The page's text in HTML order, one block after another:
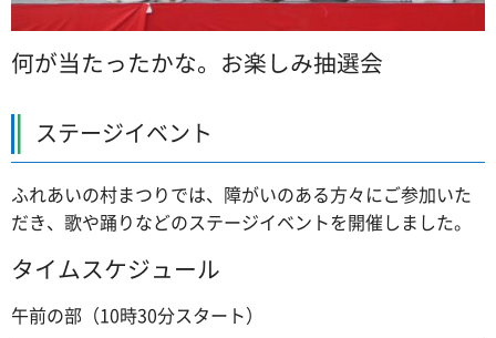
何が当たったかな。お楽しみ抽選会
ステージイベント
ふれあいの村まつりでは、障がいのある方々にご参加いた
だき、歌や踊りなどのステージイベントを開催しました。
タイムスケジュール
午前の部（10時30分スタート）